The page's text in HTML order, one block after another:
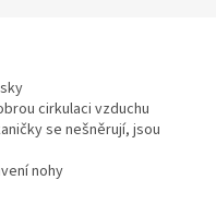
cirkulaci vzduchu
se nešněrují, jsou
nohy